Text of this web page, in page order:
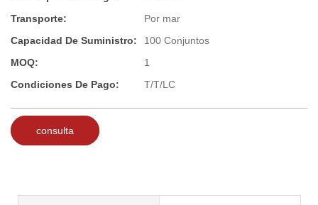
Transporte:
Por mar
Capacidad De Suministro:
100 Conjuntos
MOQ:
1
Condiciones De Pago:
T/T/LC
consulta